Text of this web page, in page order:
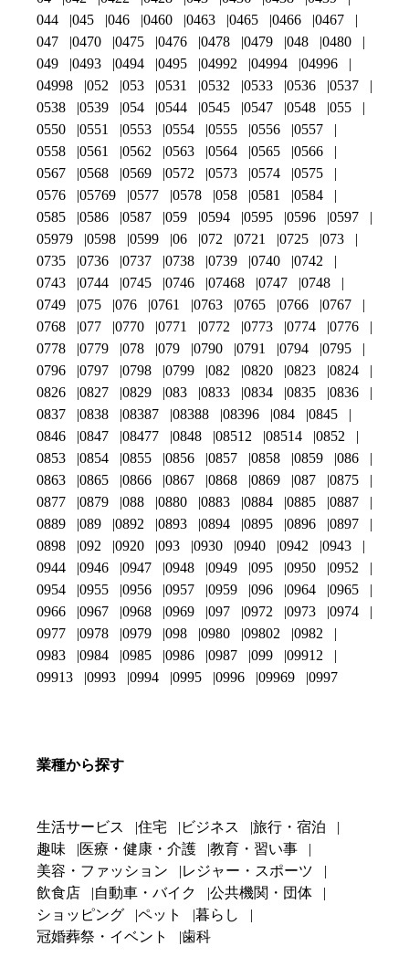
044
045 046 0460 0463 0465 0466
0467
047
0470 0475 0476 0478 0479 048
0480
049
0493 0494 0495 04992 04994
04996
04998
052 053 0531 0532 0533 0536
0537
0538
0539 054 0544 0545 0547 0548
055
0550
0551 0553 0554 0555 0556
0557
0558
0561 0562 0563 0564 0565
0566
0567
0568 0569 0572 0573 0574
0575
0576
05769 0577 0578 058 0581
0584
0585
0586 0587 059 0594 0595 0596
0597
05979
0598 0599 06 072 0721 0725
073
0735
0736 0737 0738 0739 0740
0742
0743
0744 0745 0746 07468 0747
0748
0749
075 076 0761 0763 0765 0766
0767
0768
077 0770 0771 0772 0773 0774
0776
0778
0779 078 079 0790 0791 0794
0795
0796
0797 0798 0799 082 0820 0823
0824
0826
0827 0829 083 0833 0834 0835
0836
0837
0838 08387 08388 08396 084
0845
0846
0847 08477 0848 08512 08514
0852
0853
0854 0855 0856 0857 0858 0859
086
0863
0865 0866 0867 0868 0869 087
0875
0877
0879 088 0880 0883 0884 0885
0887
0889
089 0892 0893 0894 0895 0896
0897
0898
092 0920 093 0930 0940 0942
0943
0944
0946 0947 0948 0949 095 0950
0952
0954
0955 0956 0957 0959 096 0964
0965
0966
0967 0968 0969 097 0972 0973
0974
0977
0978 0979 098 0980 09802
0982
0983
0984 0985 0986 0987 099
09912
09913
0993 0994 0995 0996 09969 0997
業種から探す
生活サービス 住宅 ビジネス
旅行・宿泊
趣味
医療・健康・介護
教育・習い事
美容・ファッション
レジャー・スポーツ
飲食店
自動車・バイク
公共機関・団体
ショッピング
ペット
暮らし
冠婚葬祭・イベント
歯科